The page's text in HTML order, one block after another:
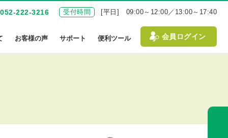
受付時間 [平日] 09:00～12:00／13:00～17:40
052-222-3216
会員ログイン
お客様の声 サポート 便利ツール